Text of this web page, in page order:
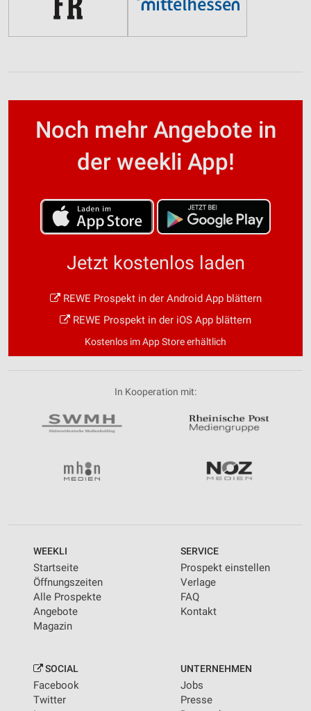
Noch mehr Angebote in
der weekli App!
Jetzt kostenlos laden
REWE Prospekt in der Android App blättern
REWE Prospekt in der iOS App blättern
Kostenlos im App Store erhältlich
In Kooperation mit:
WEEKLI
Startseite
Öffnungszeiten
Alle Prospekte
Angebote
Magazin
SERVICE
Prospekt einstellen
Verlage
FAQ
Kontakt
SOCIAL
Facebook
Twitter
UNTERNEHMEN
Jobs
Presse